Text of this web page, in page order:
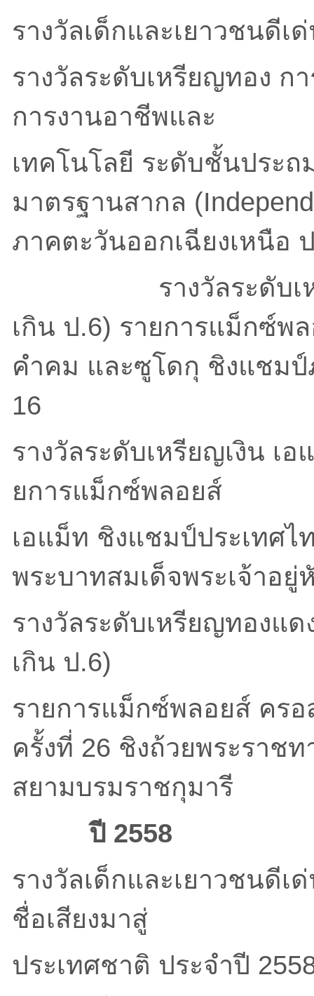
รางวัลเด็กและเยาวชนดี
รางวัลระดับเหรียญทอง ก
การงานอาชีพและ
เทคโนโลยี ระดับชั้นประถ
มาตรฐานสากล
ภาคตะวันออกเฉียงเหนือ
รางวัลระดับเหรียญ
เกิน ป.6) รายการแม็กซ์พ
คำคม และซูโดกุ ชิงแชมป์
16
รางวัลระดับเหรียญเงิน เ
ยการแม็กซ์พลอยส์
เอแม็ท ชิงแชมป์ประเทศไ
พระบาทสมเด็จพระเจ้าอยู่
รางวัลระดับเหรียญทองแ
เกิน ป.6)
รายการแม็กซ์พลอยส์ ครอ
ครั้งที่ 26 ชิงถ้วยพระราช
สยามบรมราชกุมารี
ปี 2558
รางวัลเด็กและเยาวชนดี
ชื่อเสียงมาสู่
ประเทศชาติ ประจำปี